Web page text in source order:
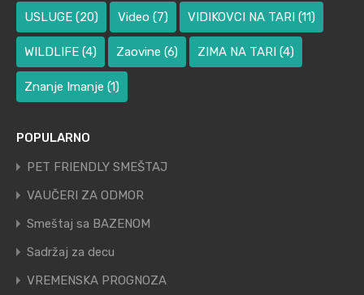
USLUGE (20) Video (7) VIDIKOVCI NA TARI (11)
WILDLIFE (4) Zaovine (6) ZIMA NA TARI (4)
Znanje Imanje (1)
POPULARNO
PET FRIENDLY SMEŠTAJ
VAUČERI ZA ODMOR
Smeštaj sa BAZENOM
Sadržaj za decu
VREMENSKA PROGNOZA